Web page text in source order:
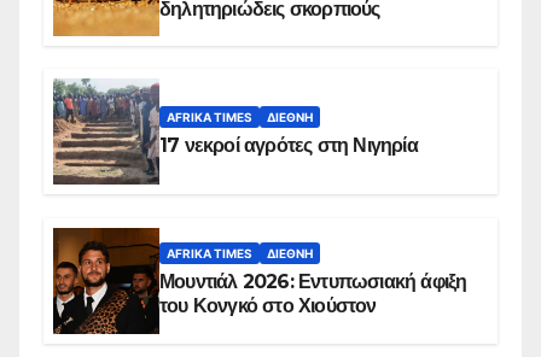
δηλητηριώδεις σκορπιούς
AFRIKA TIMES ΔΙΕΘΝΉ
17 νεκροί αγρότες στη Νιγηρία
AFRIKA TIMES ΔΙΕΘΝΉ
Μουντιάλ 2026: Εντυπωσιακή άφιξη
του Κονγκό στο Χιούστον